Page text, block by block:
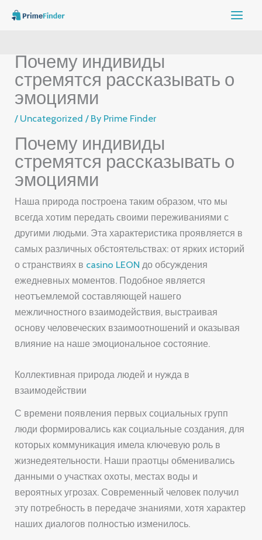
Skip
Почему индивиды
стремятся рассказывать о
эмоциями
/ Uncategorized / By Prime Finder
Почему индивиды
стремятся рассказывать о
эмоциями
Наша природа построена таким образом, что мы
всегда хотим передать своими переживаниями с
другими людьми. Эта характеристика проявляется в
самых различных обстоятельствах: от ярких историй
о странствиях в casino LEON до обсуждения
ежедневных моментов. Подобное является
неотъемлемой составляющей нашего
межличностного взаимодействия, выстраивая
основу человеческих взаимоотношений и оказывая
влияние на наше эмоциональное состояние.
Коллективная природа людей и нужда в
взаимодействии
С времени появления первых социальных групп
люди формировались как социальные создания, для
которых коммуникация имела ключевую роль в
жизнедеятельности. Наши праотцы обменивались
данными о участках охоты, местах воды и
вероятных угрозах. Современный человек получил
эту потребность в передаче знаниями, хотя характер
наших диалогов полностью изменилось.